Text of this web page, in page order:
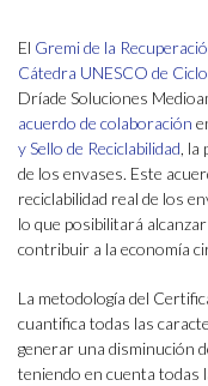
El Gremi de la
Cátedra UNESCO de
Dríade Soluciones
acuerdo de colaboración
y Sello de Reciclabilidad, la
de los envases. Este
reciclabilidad real de los
lo que posibilitará
contribuir a la economía
La metodología del
cuantifica todas las
generar una disminución
teniendo en cuenta todas